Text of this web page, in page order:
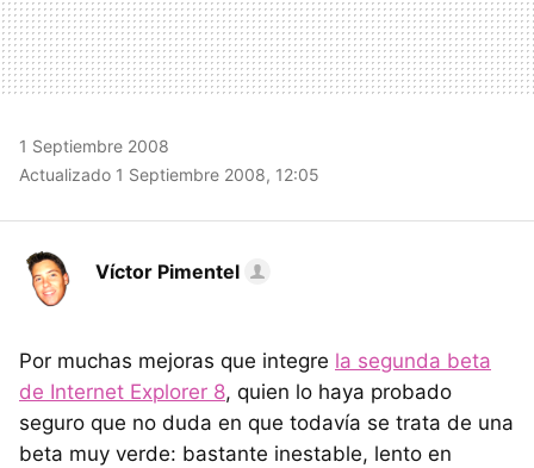
1 Septiembre 2008
Actualizado 1 Septiembre 2008, 12:05
Víctor Pimentel
Por muchas mejoras que integre la segunda beta
de Internet Explorer 8, quien lo haya probado
seguro que no duda en que todavía se trata de una
beta muy verde: bastante inestable, lento en